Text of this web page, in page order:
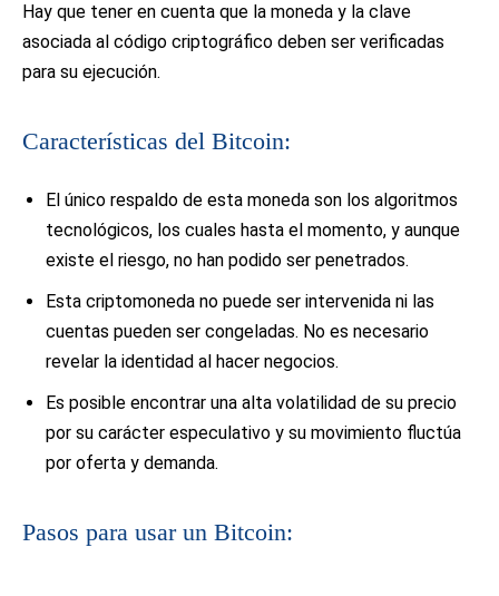
Hay que tener en cuenta que la moneda y la clave
asociada al código criptográfico deben ser verificadas
para su ejecución.
Características del Bitcoin:
El único respaldo de esta moneda son los algoritmos
tecnológicos, los cuales hasta el momento, y aunque
existe el riesgo, no han podido ser penetrados.
Esta criptomoneda no puede ser intervenida ni las
cuentas pueden ser congeladas. No es necesario
revelar la identidad al hacer negocios.
Es posible encontrar una alta volatilidad de su precio
por su carácter especulativo y su movimiento fluctúa
por oferta y demanda.
Pasos para usar un Bitcoin: